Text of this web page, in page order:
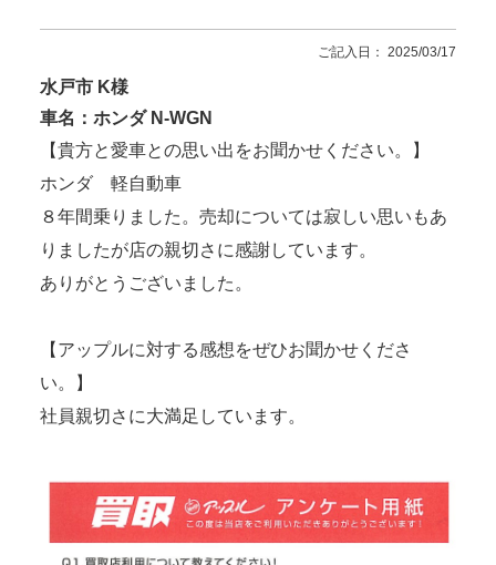
ご記入日： 2025/03/17
水戸市 K様
車名：ホンダ N-WGN
【貴方と愛車との思い出をお聞かせください。】
ホンダ 軽自動車
８年間乗りました。売却については寂しい思いもあ
りましたが店の親切さに感謝しています。
ありがとうございました。
【アップルに対する感想をぜひお聞かせくださ
い。】
社員親切さに大満足しています。